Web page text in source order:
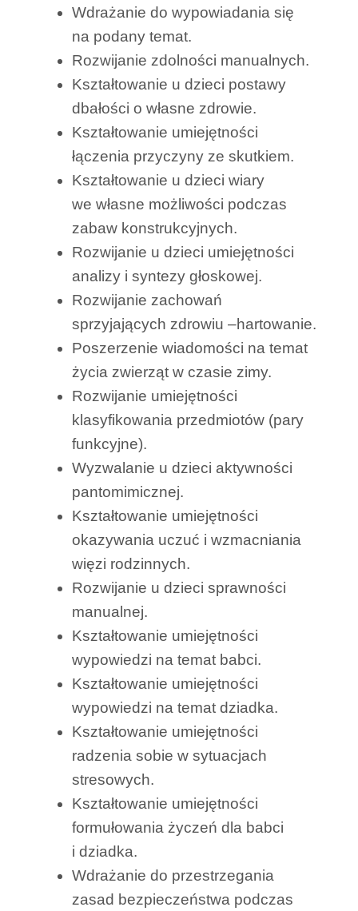
Wdrażanie do wypowiadania się
na podany temat.
Rozwijanie zdolności manualnych.
Kształtowanie u dzieci postawy
dbałości o własne zdrowie.
Kształtowanie umiejętności
łączenia przyczyny ze skutkiem.
Kształtowanie u dzieci wiary
we własne możliwości podczas
zabaw konstrukcyjnych.
Rozwijanie u dzieci umiejętności
analizy i syntezy głoskowej.
Rozwijanie zachowań
sprzyjających zdrowiu –hartowanie.
Poszerzenie wiadomości na temat
życia zwierząt w czasie zimy.
Rozwijanie umiejętności
klasyfikowania przedmiotów (pary
funkcyjne).
Wyzwalanie u dzieci aktywności
pantomimicznej.
Kształtowanie umiejętności
okazywania uczuć i wzmacniania
więzi rodzinnych.
Rozwijanie u dzieci sprawności
manualnej.
Kształtowanie umiejętności
wypowiedzi na temat babci.
Kształtowanie umiejętności
wypowiedzi na temat dziadka.
Kształtowanie umiejętności
radzenia sobie w sytuacjach
stresowych.
Kształtowanie umiejętności
formułowania życzeń dla babci
i dziadka.
Wdrażanie do przestrzegania
zasad bezpieczeństwa podczas